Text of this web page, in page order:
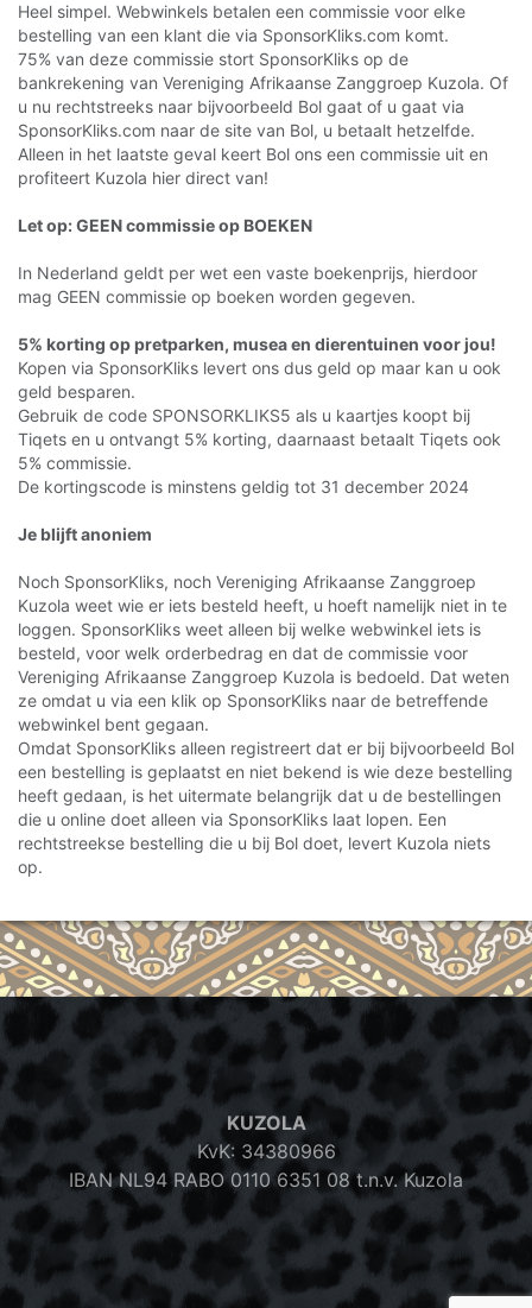
Heel simpel. Webwinkels betalen een commissie voor elke
bestelling van een klant die via SponsorKliks.com komt.
75% van deze commissie stort SponsorKliks op de
bankrekening van Vereniging Afrikaanse Zanggroep Kuzola. Of
u nu rechtstreeks naar bijvoorbeeld Bol gaat of u gaat via
SponsorKliks.com naar de site van Bol, u betaalt hetzelfde.
Alleen in het laatste geval keert Bol ons een commissie uit en
profiteert Kuzola hier direct van!
Let op: GEEN commissie op BOEKEN
In Nederland geldt per wet een vaste boekenprijs, hierdoor
mag GEEN commissie op boeken worden gegeven.
5% korting op pretparken, musea en dierentuinen voor jou!
Kopen via SponsorKliks levert ons dus geld op maar kan u ook
geld besparen.
Gebruik de code SPONSORKLIKS5 als u kaartjes koopt bij
Tiqets en u ontvangt 5% korting, daarnaast betaalt Tiqets ook
5% commissie.
De kortingscode is minstens geldig tot 31 december 2024
Je blijft anoniem
Noch SponsorKliks, noch Vereniging Afrikaanse Zanggroep
Kuzola weet wie er iets besteld heeft, u hoeft namelijk niet in te
loggen. SponsorKliks weet alleen bij welke webwinkel iets is
besteld, voor welk orderbedrag en dat de commissie voor
Vereniging Afrikaanse Zanggroep Kuzola is bedoeld. Dat weten
ze omdat u via een klik op SponsorKliks naar de betreffende
webwinkel bent gegaan.
Omdat SponsorKliks alleen registreert dat er bij bijvoorbeeld Bol
een bestelling is geplaatst en niet bekend is wie deze bestelling
heeft gedaan, is het uitermate belangrijk dat u de bestellingen
die u online doet alleen via SponsorKliks laat lopen. Een
rechtstreekse bestelling die u bij Bol doet, levert Kuzola niets
op.
KUZOLA
KvK: 34380966
IBAN NL94 RABO 0110 6351 08 t.n.v. Kuzola